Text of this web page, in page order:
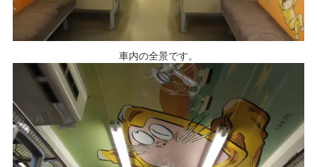
車内の全景です。